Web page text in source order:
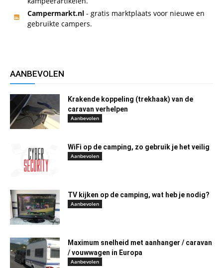
Campermarkt.nl - gratis marktplaats voor nieuwe en
gebruikte campers.
AANBEVOLEN
Krakende koppeling (trekhaak) van de
caravan verhelpen
Aanbevolen
WiFi op de camping, zo gebruik je het veilig
Aanbevolen
TV kijken op de camping, wat heb je nodig?
Aanbevolen
Maximum snelheid met aanhanger / caravan
/ vouwwagen in Europa
Aanbevolen